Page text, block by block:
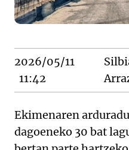
2026/05/11
11:42
Ekimenaren
dagoeneko 30 bat